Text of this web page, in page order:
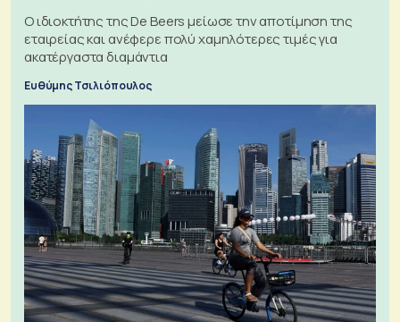
Ο ιδιοκτήτης της De Beers μείωσε την αποτίμηση της
εταιρείας και ανέφερε πολύ χαμηλότερες τιμές για
ακατέργαστα διαμάντια
Ευθύμης Τσιλιόπουλος